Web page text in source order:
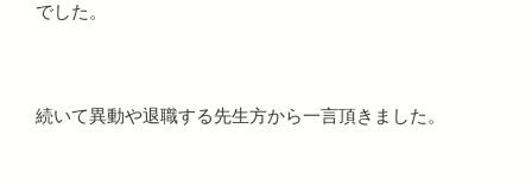
でした。
続いて異動や退職する先生方から一言頂きました。